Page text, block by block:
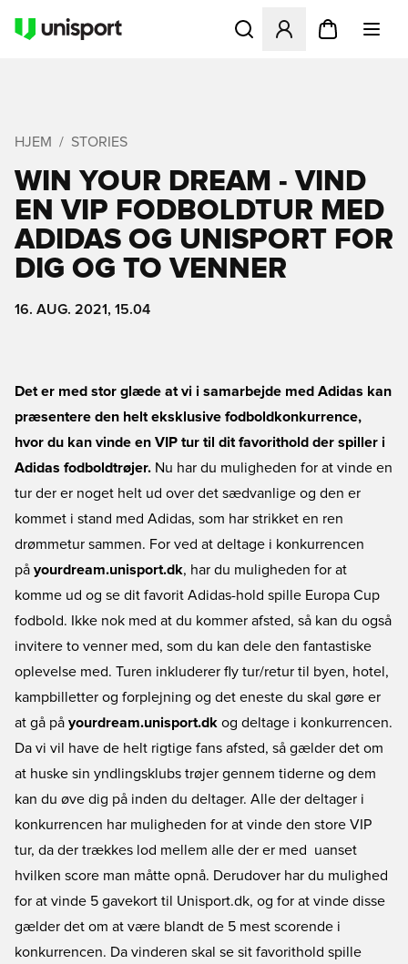
Åbner en Modal til at
HJEM STORIES
WIN YOUR DREAM - VIND
EN VIP FODBOLDTUR MED
ADIDAS OG UNISPORT FOR
DIG OG TO VENNER
16. AUG. 2021, 15.04
Det er med stor glæde at vi i samarbejde med Adidas kan
præsentere den helt eksklusive fodboldkonkurrence,
hvor du kan vinde en VIP tur til dit favorithold der spiller i
Adidas fodboldtrøjer. Nu har du muligheden for at vinde en
tur der er noget helt ud over det sædvanlige og den er
kommet i stand med Adidas, som har strikket en ren
drømmetur sammen. For ved at deltage i konkurrencen
på yourdream.unisport.dk, har du muligheden for at
komme ud og se dit favorit Adidas-hold spille Europa Cup
fodbold. Ikke nok med at du kommer afsted, så kan du også
invitere to venner med, som du kan dele den fantastiske
oplevelse med. Turen inkluderer fly tur/retur til byen, hotel,
kampbilletter og forplejning og det eneste du skal gøre er
at gå på yourdream.unisport.dk og deltage i konkurrencen.
Da vi vil have de helt rigtige fans afsted, så gælder det om
at huske sin yndlingsklubs trøjer gennem tiderne og dem
kan du øve dig på inden du deltager. Alle der deltager i
konkurrencen har muligheden for at vinde den store VIP
tur, da der trækkes lod mellem alle der er med  uanset
hvilken score man måtte opnå. Derudover har du mulighed
for at vinde 5 gavekort til Unisport.dk, og for at vinde disse
gælder det om at være blandt de 5 mest scorende i
konkurrencen. Da vinderen skal se sit favorithold spille